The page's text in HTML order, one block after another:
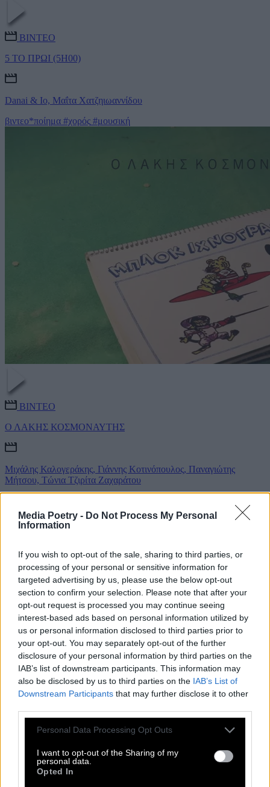
Media Poetry - Do Not Process My Personal
Information
If you wish to opt-out of the sale, sharing to third parties, or
processing of your personal or sensitive information for
targeted advertising by us, please use the below opt-out
section to confirm your selection. Please note that after your
opt-out request is processed you may continue seeing
interest-based ads based on personal information utilized by
us or personal information disclosed to third parties prior to
your opt-out. You may separately opt-out of the further
disclosure of your personal information by third parties on the
IAB’s list of downstream participants. This information may
also be disclosed by us to third parties on the IAB’s List of
Downstream Participants that may further disclose it to other
Personal Data Processing Opt Outs
I want to opt-out of the Sharing of my
personal data.
Opted In
ΒΙΝΤΕΟ
5 ΤΟ ΠΡΩΙ (5H00)
Danai & Io, Μαΐτα Χατζηιωαννίδου
βιντεο*ποίημα #χορός #μουσική
ΒΙΝΤΕΟ
Ο ΛΑΚΗΣ ΚΟΣΜΟΝΑΥΤΗΣ
Μιχάλης Καλογεράκης, Γιάννης Κοτινόπουλος, Παναγιώτης
Μήτσου, Τώνια Τζιρίτα Ζαχαράτου